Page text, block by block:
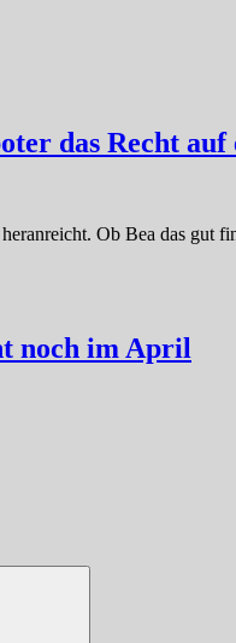
das Recht auf
Ob Bea das gut
noch im April